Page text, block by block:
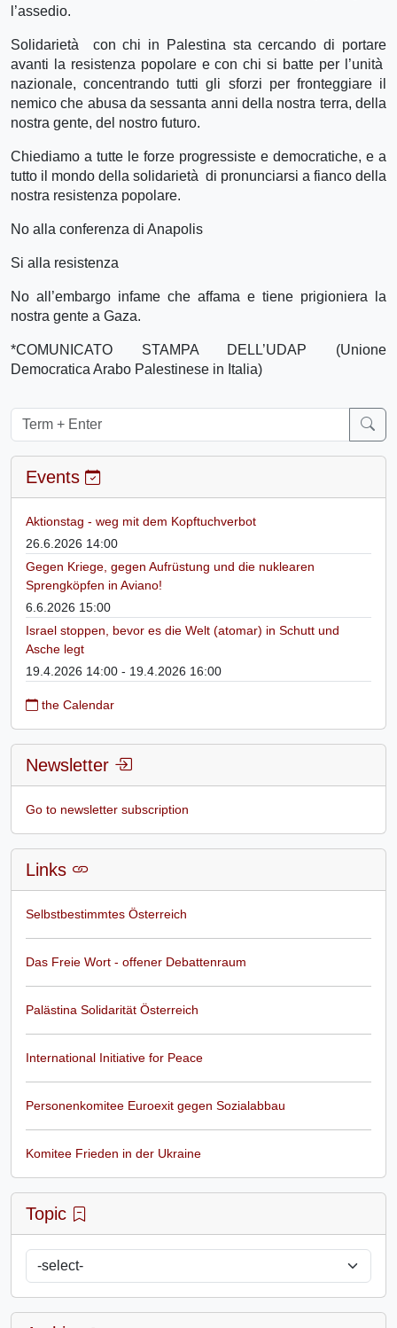
l’assedio.
Solidarietà con chi in Palestina sta cercando di portare
avanti la resistenza popolare e con chi si batte per l’unità
nazionale, concentrando tutti gli sforzi per fronteggiare il
nemico che abusa da sessanta anni della nostra terra, della
nostra gente, del nostro futuro.
Chiediamo a tutte le forze progressiste e democratiche, e a
tutto il mondo della solidarietà di pronunciarsi a fianco della
nostra resistenza popolare.
No alla conferenza di Anapolis
Si alla resistenza
No all’embargo infame che affama e tiene prigioniera la
nostra gente a Gaza.
*COMUNICATO STAMPA DELL’UDAP (Unione
Democratica Arabo Palestinese in Italia)
Events
Aktionstag - weg mit dem Kopftuchverbot
26.6.2026 14:00
Gegen Kriege, gegen Aufrüstung und die nuklearen
Sprengköpfen in Aviano!
6.6.2026 15:00
Israel stoppen, bevor es die Welt (atomar) in Schutt und
Asche legt
19.4.2026 14:00 - 19.4.2026 16:00
the Calendar
Newsletter
Go to newsletter subscription
Links
Selbstbestimmtes Österreich
Das Freie Wort - offener Debattenraum
Palästina Solidarität Österreich
International Initiative for Peace
Personenkomitee Euroexit gegen Sozialabbau
Komitee Frieden in der Ukraine
Topic